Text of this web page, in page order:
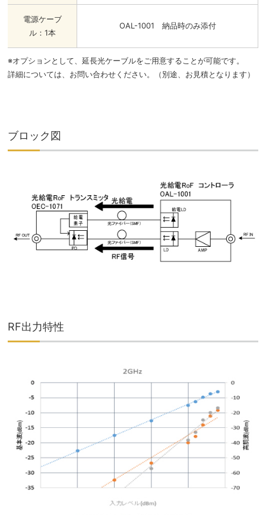
電源ケーブ
ル：1本
OAL-1001 納品時のみ添付
※オプションとして、延長光ケーブルをご用意することが可能です。
詳細については、お問い合わせください。（別途、お見積となります）
ブロック図
RF出力特性